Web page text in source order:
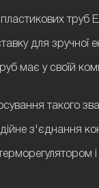
пластикових труб
для
має у своїй
такого
з'єднання